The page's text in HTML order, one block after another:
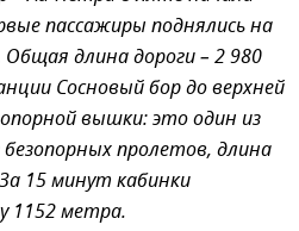
пассажиры поднялись на
Общая длина дороги – 2 980
Сосновый бор до верхней
вышки: это один из
пролетов, длина
15 минут кабинки
1152 метра.